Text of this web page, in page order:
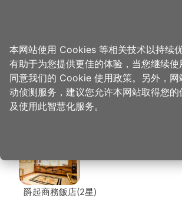
首页 > 想去的地方 > 美食、购物 > 涧水澜
涧水澜 周边住宿
爵起商務飯店(2星)
本网站使用 Cookies 等相关技术以持续
有助于为您提供更佳的体验，当您继续
同意我们的 Cookie 使用政策。另外，网
动侦测服务，建议您允许本网站取得您
及使用此智慧化服务。